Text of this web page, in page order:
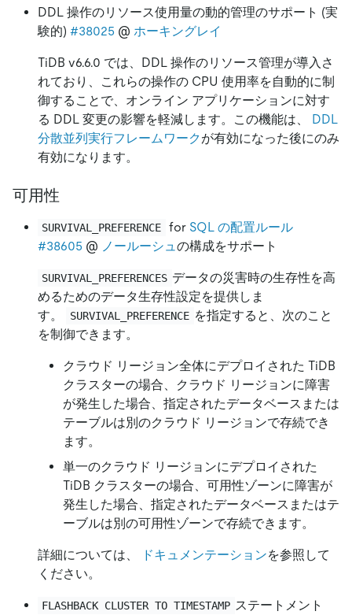
DDL 操作のリソース使用量の動的管理のサポート (実
験的) #38025 @ ホーキングレイ
TiDB v6.6.0 では、DDL 操作のリソース管理が導入さ
れており、これらの操作の CPU 使用率を自動的に制
御することで、オンライン アプリケーションに対す
る DDL 変更の影響を軽減します。この機能は、 DDL
分散並列実行フレームワークが有効になった後にのみ
有効になります。
可用性
SURVIVAL_PREFERENCE for SQL の配置ルール
#38605 @ ノールーシュ の構成をサポート
SURVIVAL_PREFERENCES データの災害時の生存性を高
めるためのデータ生存性設定を提供しま
す。
SURVIVAL_PREFERENCE を指定すると、次のこと
を制御できます。
クラウド リージョン全体にデプロイされた TiDB
クラスターの場合、クラウド リージョンに障害
が発生した場合、指定されたデータベースまたは
テーブルは別のクラウド リージョンで存続でき
ます。
単一のクラウド リージョンにデプロイされた
TiDB クラスターの場合、可用性ゾーンに障害が
発生した場合、指定されたデータベースまたはテ
ーブルは別の可用性ゾーンで存続できます。
詳細については、 ドキュメンテーションを参照して
ください。
FLASHBACK CLUSTER TO TIMESTAMP ステートメント